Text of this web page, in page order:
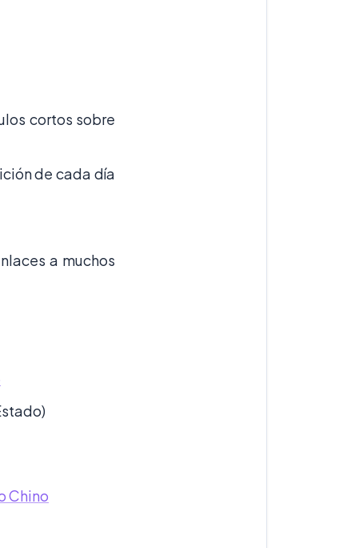
cortos sobre
de cada día
a muchos
Chino